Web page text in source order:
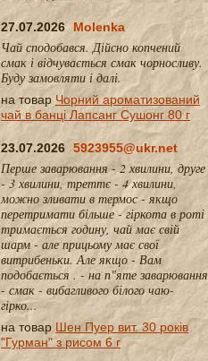
27.07.2026 Molenka
Чай сподобався. Дійсно копчений
смак і відчувається смак чорносливу.
Буду замовляти і далі.
на товар Чорний ароматизований
чай в банці Лапсанг Сушонг 80 г
23.07.2026 5923955@ukr.net
Перше заварювання - 2 хвилини, друге
- 3 хвилини, треттє - 4 хвилини,
можно зливати в термос - якщо
перетримати більше - гіркота в роті
тримається годину, чай має свій
шарм - але прицьому має свої
витрибеньки. Але якщо - Вам
подобається . - на п"яте заварювання
- смак - вибагливого білого чаю-
гірко...
на товар Шен Пуер вит. 30 років
"Гурман" з рисом 6 г